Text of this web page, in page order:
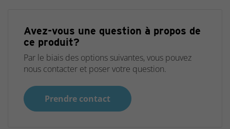
Avez-vous une question à propos de
ce produit?
Par le biais des options suivantes, vous pouvez
nous contacter et poser votre question.
Prendre contact